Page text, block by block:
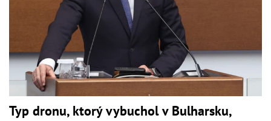
Typ dronu, ktorý vybuchol v Bulharsku,